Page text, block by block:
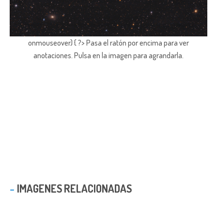
onmouseover) { ?> Pasa el ratón por encima para ver
anotaciones. Pulsa en la imagen para agrandarla.
IMAGENES RELACIONADAS